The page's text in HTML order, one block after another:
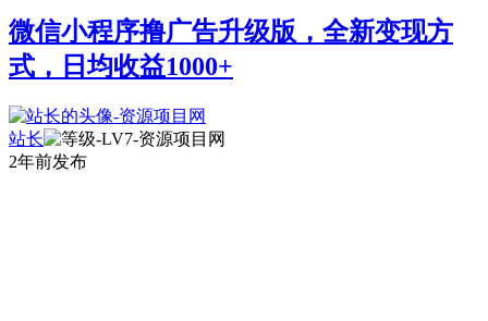
微信小程序撸广告升级版，全新变现方
式，日均收益1000+
站长
2年前发布